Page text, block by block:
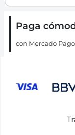
Paga
con Mercado Pago